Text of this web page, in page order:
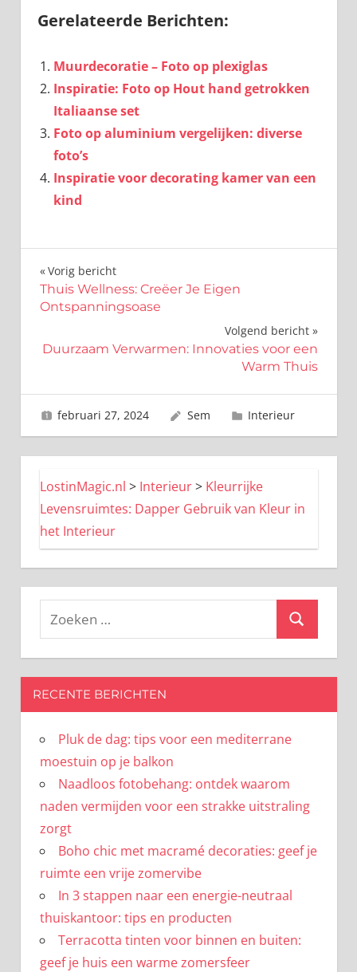
Gerelateerde Berichten:
Muurdecoratie – Foto op plexiglas
Inspiratie: Foto op Hout hand getrokken
Italiaanse set
Foto op aluminium vergelijken: diverse
foto’s
Inspiratie voor decorating kamer van een
kind
Bericht
navigatie
Vorig bericht
Thuis Wellness: Creëer Je Eigen
Ontspanningsoase
Volgend bericht
Duurzaam Verwarmen: Innovaties voor een
Warm Thuis
februari 27, 2024 Sem Interieur
LostinMagic.nl > Interieur> Kleurrijke
Levensruimtes: Dapper Gebruik van Kleur in
het Interieur
Zoeken
Zoeken
RECENTE BERICHTEN
Pluk de dag: tips voor een mediterrane
moestuin op je balkon
Naadloos fotobehang: ontdek waarom
naden vermijden voor een strakke uitstraling
zorgt
Boho chic met macramé decoraties: geef je
ruimte een vrije zomervibe
In 3 stappen naar een energie-neutraal
thuiskantoor: tips en producten
Terracotta tinten voor binnen en buiten:
geef je huis een warme zomersfeer